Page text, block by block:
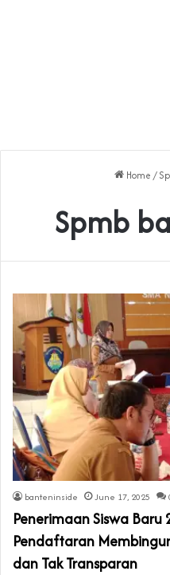
Home /
Spmb
banteninside June 17, 2025
Penerimaan Siswa Baru
Pendaftaran
dan Tak Transparan